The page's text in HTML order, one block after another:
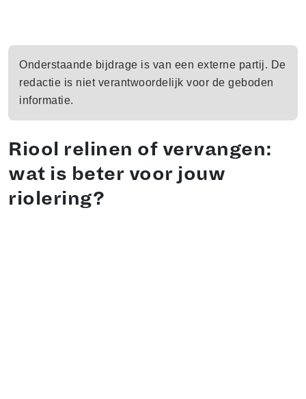
Onderstaande bijdrage is van een externe partij. De
redactie is niet verantwoordelijk voor de geboden
informatie.
Riool relinen of vervangen:
wat is beter voor jouw
riolering?